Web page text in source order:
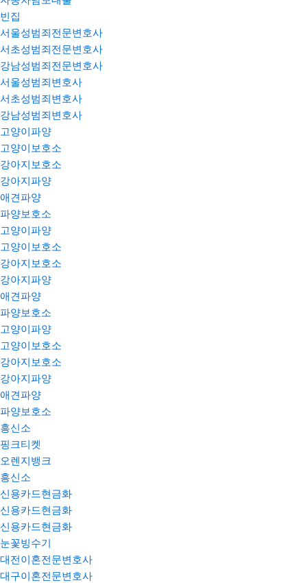
빈집
서울성범죄전문변호사
서초성범죄전문변호사
강남성범죄전문변호사
서울성범죄변호사
서초성범죄변호사
강남성범죄변호사
고양이파양
고양이보호소
강아지보호소
강아지파양
애견파양
파양보호소
고양이파양
고양이보호소
강아지보호소
강아지파양
애견파양
파양보호소
고양이파양
고양이보호소
강아지보호소
강아지파양
애견파양
파양보호소
흥신소
핑크티켓
오렌지뱅크
흥신소
신용카드현금화
신용카드현금화
신용카드현금화
눈꽃빙수기
대전이혼전문변호사
대구이혼전문변호사